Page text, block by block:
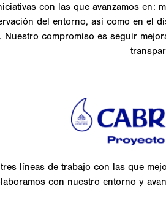
con las que avanzamos
del entorno, así como en el
Nuestro compromiso es seguir
líneas de trabajo con las que
con nuestro entorno y